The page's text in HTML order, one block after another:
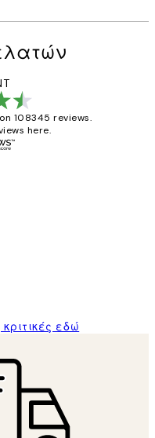
108345 reviews.
here.
εδώ